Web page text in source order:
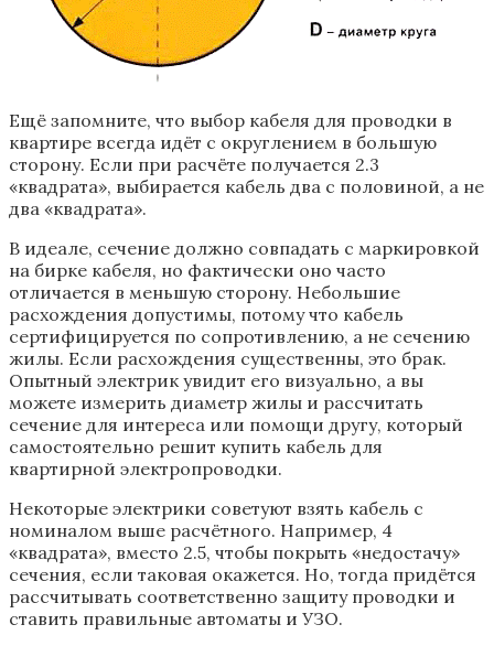
Ещё запомните, что выбор кабеля для проводки в
квартире всегда идёт с округлением в большую
сторону. Если при расчёте получается 2.3
«квадрата», выбирается кабель два с половиной, а не
два «квадрата».
В идеале, сечение должно совпадать с маркировкой
на бирке кабеля, но фактически оно часто
отличается в меньшую сторону. Небольшие
расхождения допустимы, потому что кабель
сертифицируется по сопротивлению, а не сечению
жилы. Если расхождения существенны, это брак.
Опытный электрик увидит его визуально, а вы
можете измерить диаметр жилы и рассчитать
сечение для интереса или помощи другу, который
самостоятельно решит купить кабель для
квартирной электропроводки.
Некоторые электрики советуют взять кабель с
номиналом выше расчётного. Например, 4
«квадрата», вместо 2.5, чтобы покрыть «недостачу»
сечения, если таковая окажется. Но, тогда придётся
рассчитывать соответственно защиту проводки и
ставить правильные автоматы и УЗО.